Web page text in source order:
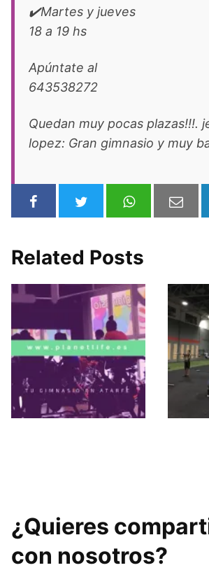
✔️Martes y jueves
18 a 19 hs
Apúntate al
643538272
Quedan muy pocas plazas!!!.
lopez: Gran gimnasio y muy
Related Posts
¿Quieres
con nosotros?